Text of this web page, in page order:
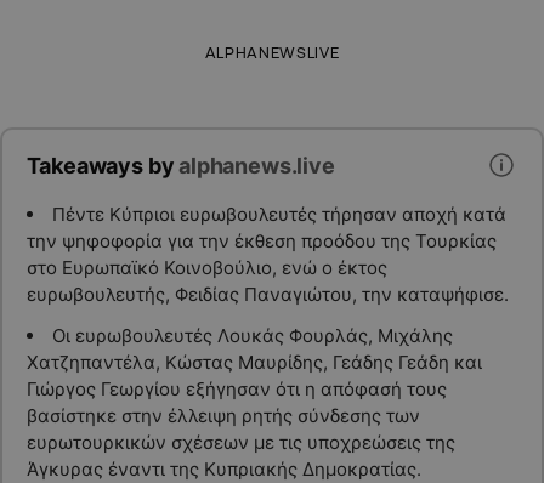
ALPHANEWSLIVE
Takeaways byalphanews.live
Πέντε Κύπριοι ευρωβουλευτές τήρησαν αποχή κατά
την ψηφοφορία για την έκθεση προόδου της Τουρκίας
στο Ευρωπαϊκό Κοινοβούλιο, ενώ ο έκτος
ευρωβουλευτής, Φειδίας Παναγιώτου, την καταψήφισε.
Οι ευρωβουλευτές Λουκάς Φουρλάς, Μιχάλης
Χατζηπαντέλα, Κώστας Μαυρίδης, Γεάδης Γεάδη και
Γιώργος Γεωργίου εξήγησαν ότι η απόφασή τους
βασίστηκε στην έλλειψη ρητής σύνδεσης των
ευρωτουρκικών σχέσεων με τις υποχρεώσεις της
Άγκυρας έναντι της Κυπριακής Δημοκρατίας.